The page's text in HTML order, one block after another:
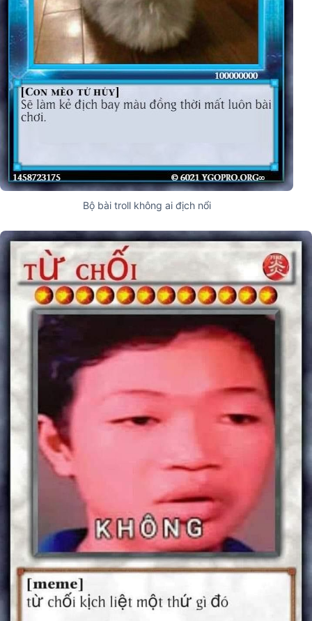
Bộ bài troll không ai địch nổi